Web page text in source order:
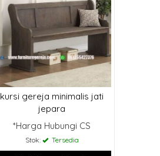
kursi gereja minimalis jati
jepara
*Harga Hubungi CS
Stok: Tersedia